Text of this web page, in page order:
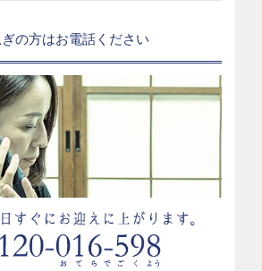
の方はお電話ください